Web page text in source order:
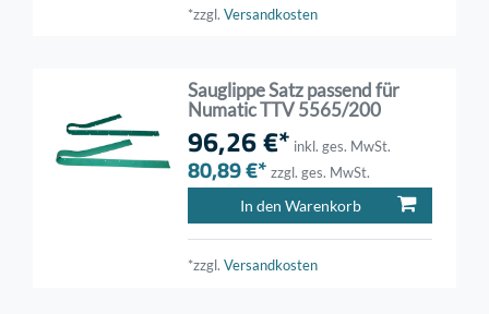
*zzgl.Versandkosten
Sauglippe Satz passend für
Numatic TTV 5565/200
96,26 €* inkl. ges. MwSt.
80,89 €* zzgl. ges. MwSt.
In den Warenkorb
*zzgl.Versandkosten